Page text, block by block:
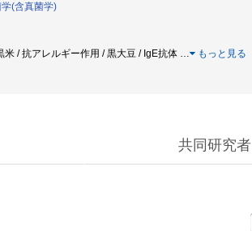
(含真菌学)
/ 抗アレルギー作用 / 黒大豆 / IgE抗体 … もっと見る
共同研究者